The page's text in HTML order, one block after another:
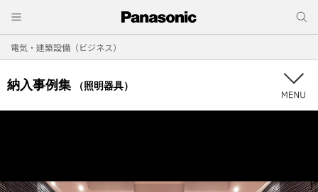
電気・建築設備（ビジネス）
納入事例集 （照明器具）